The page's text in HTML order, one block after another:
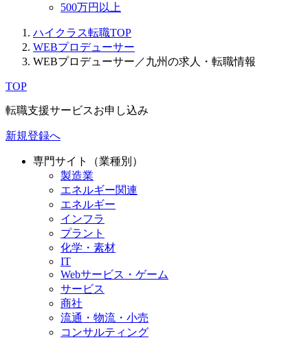
500万円以上
ハイクラス転職TOP
WEBプロデューサー
WEBプロデューサー／九州の求人・転職情報
TOP
転職支援サービスお申し込み
新規登録へ
専門サイト（業種別）
製造業
エネルギー関連
エネルギー
インフラ
プラント
化学・素材
IT
Webサービス・ゲーム
サービス
商社
流通・物流・小売
コンサルティング